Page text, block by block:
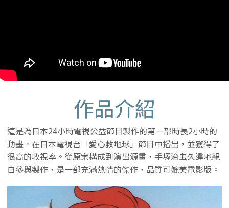
作品介紹
這是為日本24小時電視公益節目製作的第一部時長2小時的
動畫。在日本電視台「愛心救地球」節目中播出，並獲得了
很高的收視率。從原案構成到演出源畫，手塚治虫久違地親
自參與製作，是一部充滿熱情的傑作，品質可媲美電影版。